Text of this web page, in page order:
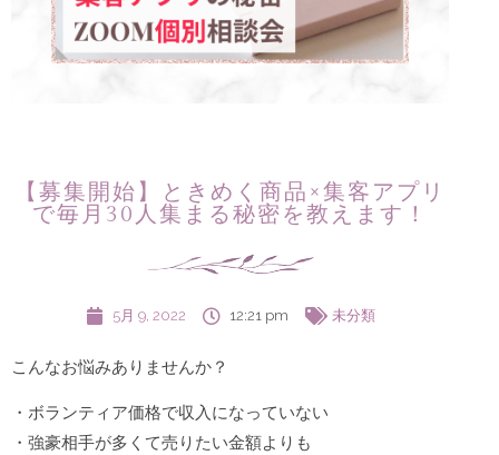
【募集開始】ときめく商品×集客アプリ
で毎月30人集まる秘密を教えます！
5月 9, 2022 12:21 pm 未分類
こんなお悩みありませんか？
・ボランティア価格で収入になっていない
・強豪相手が多くて売りたい金額よりも